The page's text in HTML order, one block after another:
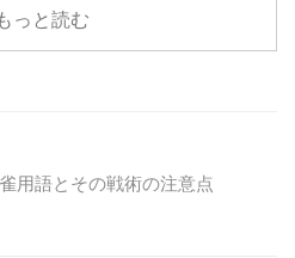
っと読む
用語とその戦術の注意点